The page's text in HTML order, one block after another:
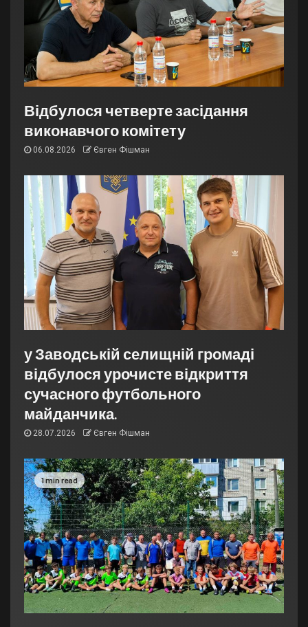
Відбулося четверте засідання
виконавчого комітету
06.08.2026 Євген Фішман
у Заводській селищній громаді
відбулося урочисте відкриття
сучасного футбольного
майданчика.
28.07.2026 Євген Фішман
1 min read